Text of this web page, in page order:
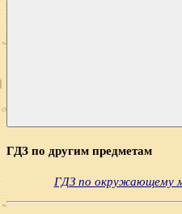
Поиск
ГДЗ по другим предметам
ГДЗ по окружающему